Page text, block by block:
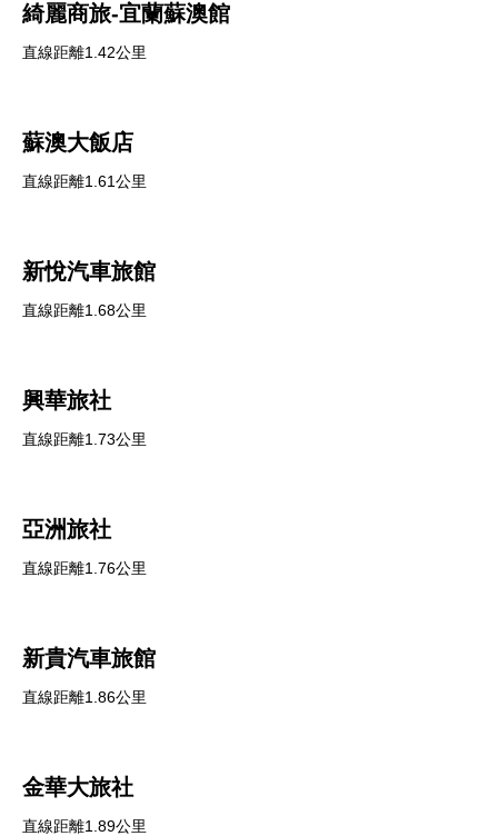
綺麗商旅-宜蘭蘇澳館
直線距離1.42公里
蘇澳大飯店
直線距離1.61公里
新悅汽車旅館
直線距離1.68公里
興華旅社
直線距離1.73公里
亞洲旅社
直線距離1.76公里
新貴汽車旅館
直線距離1.86公里
金華大旅社
直線距離1.89公里